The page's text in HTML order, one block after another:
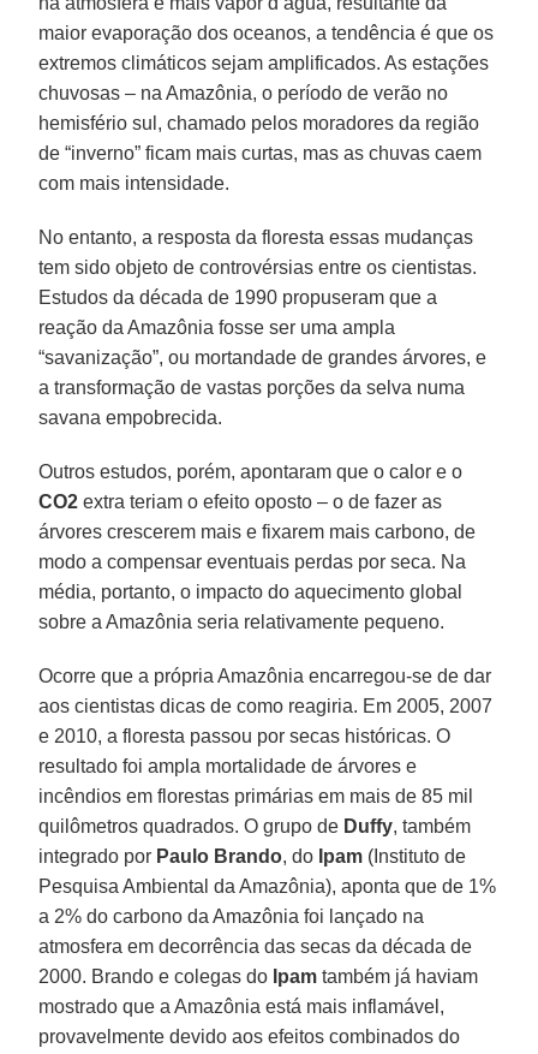
maior evaporação dos oceanos, a tendência é que os
extremos climáticos sejam amplificados. As estações
chuvosas – na Amazônia, o período de verão no
hemisfério sul, chamado pelos moradores da região
de “inverno” ficam mais curtas, mas as chuvas caem
com mais intensidade.
No entanto, a resposta da floresta essas mudanças
tem sido objeto de controvérsias entre os cientistas.
Estudos da década de 1990 propuseram que a
reação da Amazônia fosse ser uma ampla
“savanização”, ou mortandade de grandes árvores, e
a transformação de vastas porções da selva numa
savana empobrecida.
Outros estudos, porém, apontaram que o calor e o
CO2 extra teriam o efeito oposto – o de fazer as
árvores crescerem mais e fixarem mais carbono, de
modo a compensar eventuais perdas por seca. Na
média, portanto, o impacto do aquecimento global
sobre a Amazônia seria relativamente pequeno.
Ocorre que a própria Amazônia encarregou-se de dar
aos cientistas dicas de como reagiria. Em 2005, 2007
e 2010, a floresta passou por secas históricas. O
resultado foi ampla mortalidade de árvores e
incêndios em florestas primárias em mais de 85 mil
quilômetros quadrados. O grupo de Duffy, também
integrado por Paulo Brando, do Ipam (Instituto de
Pesquisa Ambiental da Amazônia), aponta que de 1%
a 2% do carbono da Amazônia foi lançado na
atmosfera em decorrência das secas da década de
2000. Brando e colegas do Ipam também já haviam
mostrado que a Amazônia está mais inflamável,
provavelmente devido aos efeitos combinados do